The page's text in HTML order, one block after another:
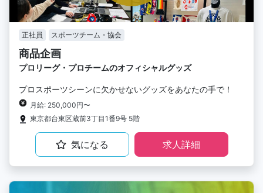
正社員 スポーツチーム・協会
商品企画
プロリーグ・プロチームのオフィシャルグッズ
プロスポーツシーンに欠かせないグッズをあなたの手で！
月給: 250,000円〜
東京都台東区蔵前3丁目1番9号 5階
気になる 求人詳細